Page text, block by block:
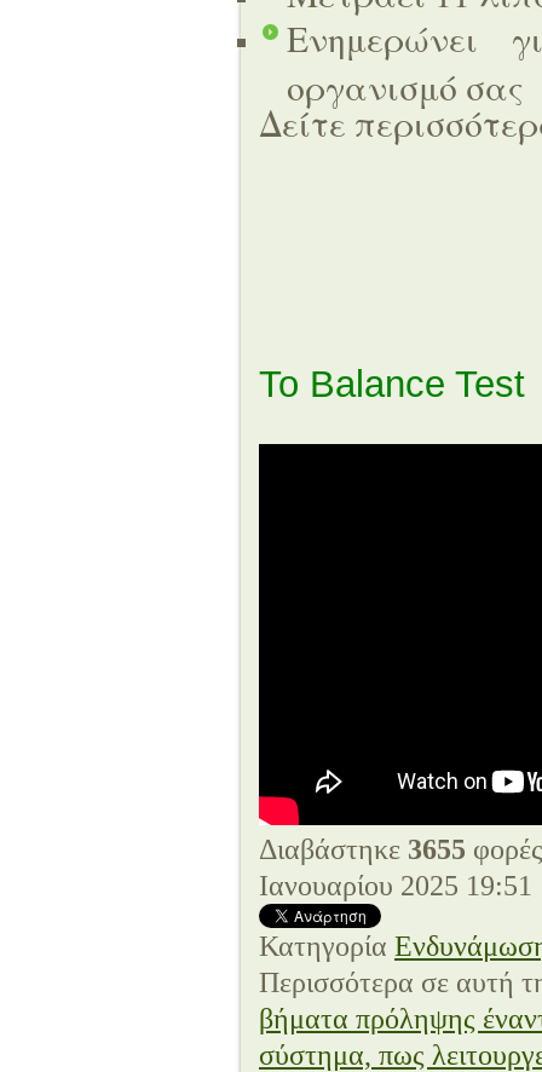
Ενημερώνει
οργανισμό σας
Δείτε
To Balance
Διαβάστηκε 3655
Ιανουαρίου 2025 19:51
Κατηγορία
Περισσότερα σε αυτή
βήματα πρόληψης
σύστημα, πως